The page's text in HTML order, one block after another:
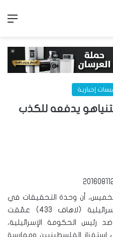
إخبارية
يدفعه للكذب
أن وحدة التحقيقات في
قضايا الاحتيال في الشرطة الإسرائيلية (لاهاف 433) عمّقت
الحكومة الإسرائيلية،
استفزاز الفلسطينيين وممارسة